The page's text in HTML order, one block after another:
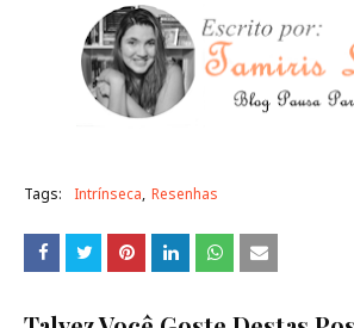
Tags: Intrínseca Resenhas